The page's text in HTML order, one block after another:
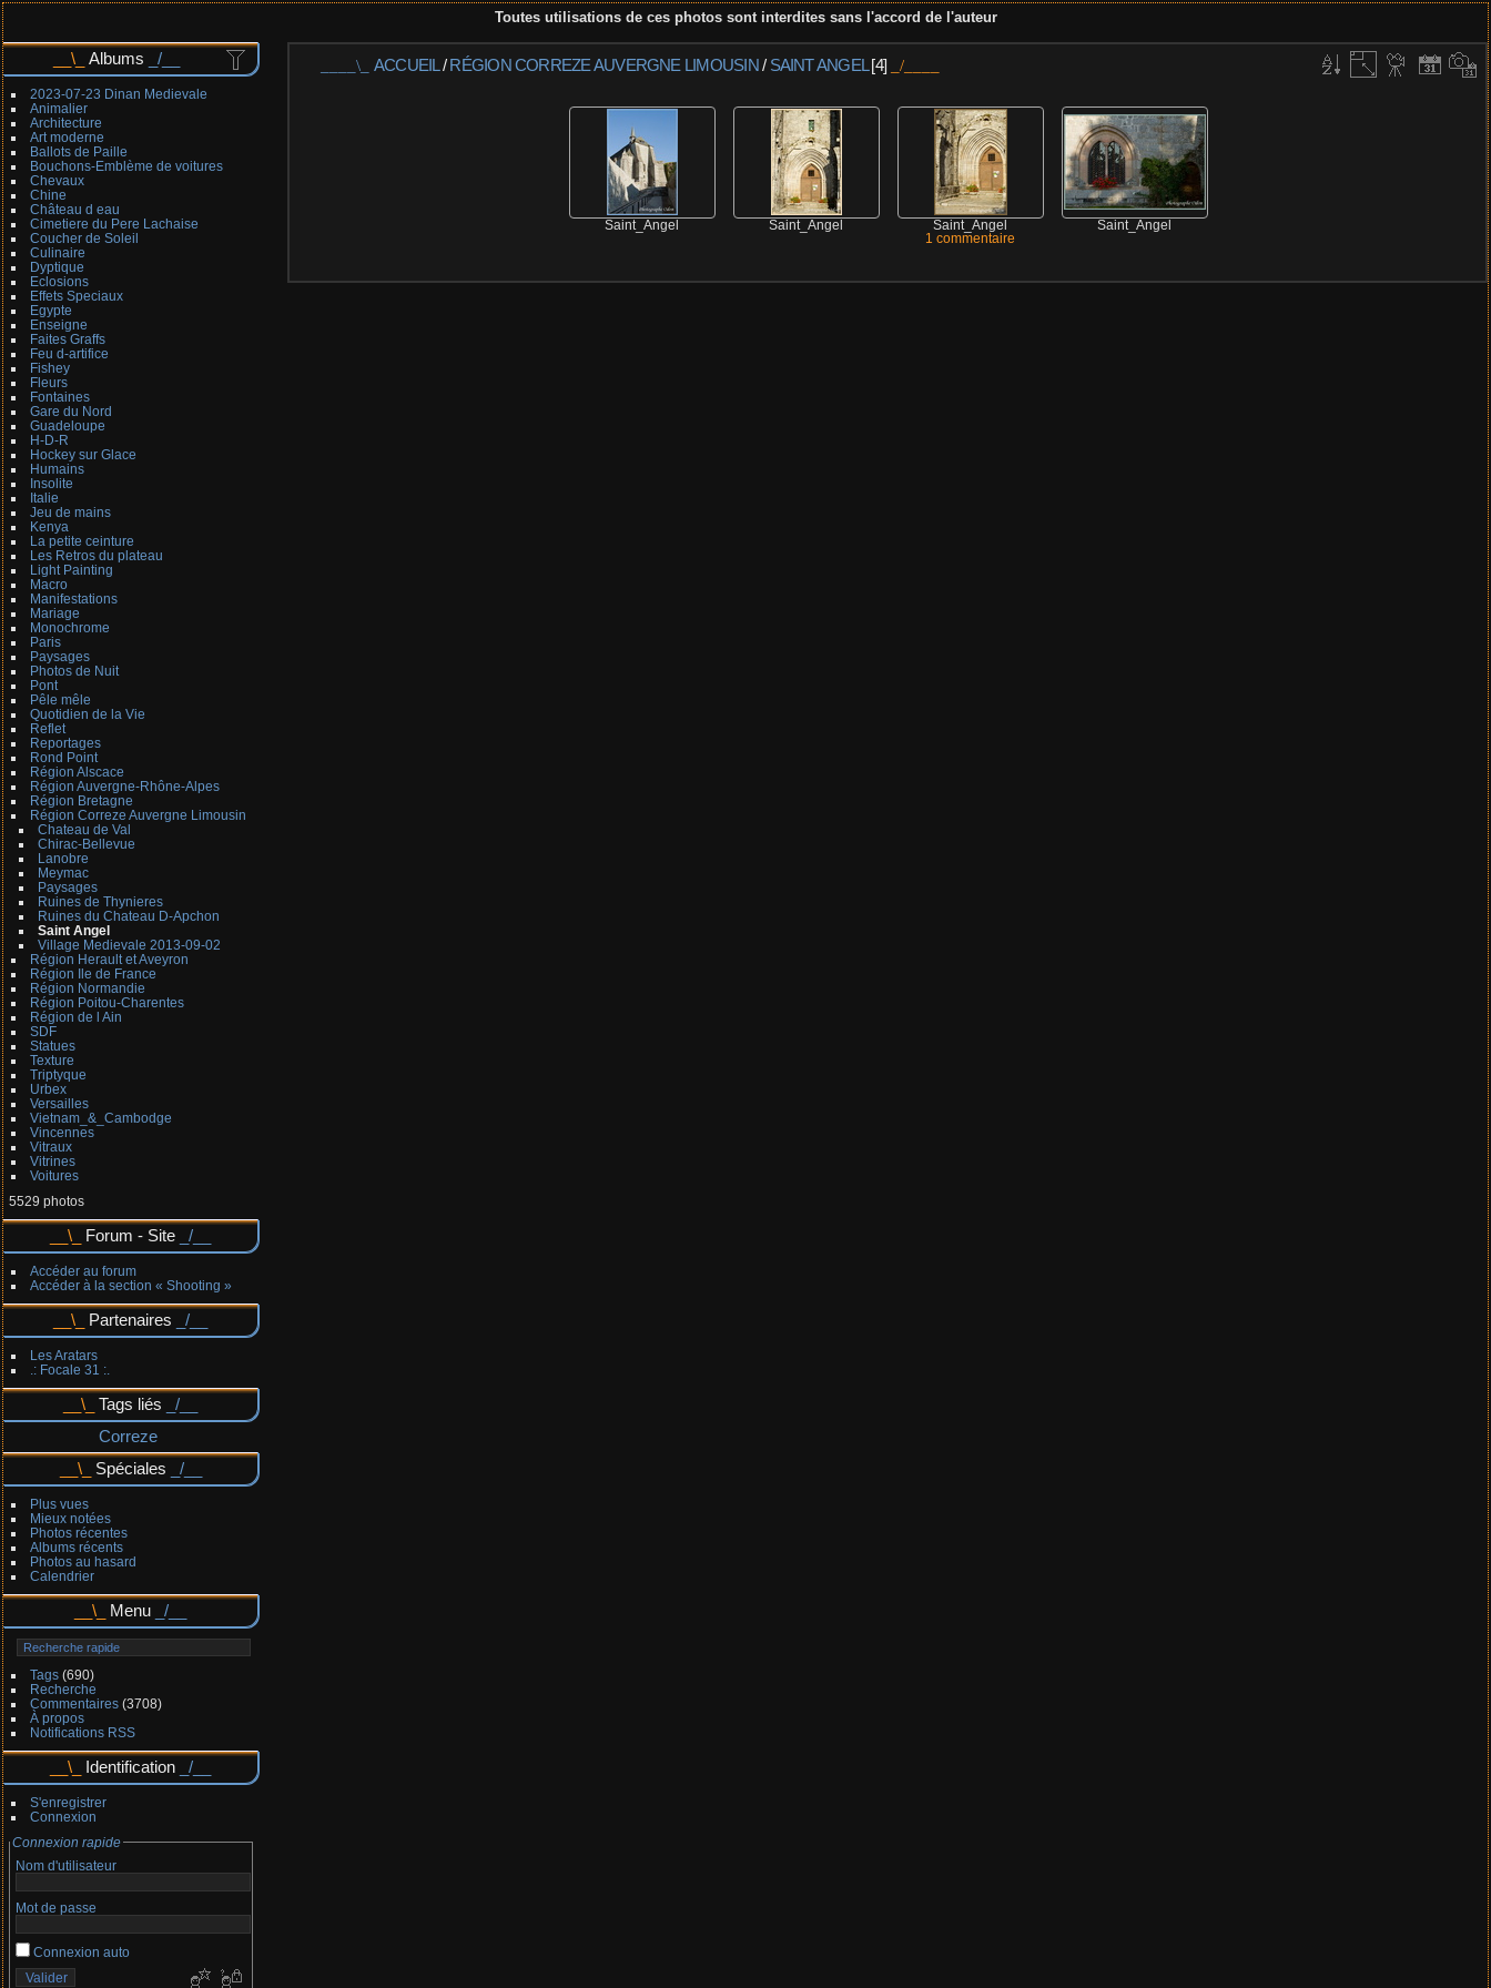
Toutes utilisations de ces photos sont interdites sans l'accord de l'auteur
Albums
2023-07-23 Dinan Medievale
Animalier
Architecture
Art moderne
Ballots de Paille
Bouchons-Emblème de voitures
Chevaux
Chine
Château d eau
Cimetiere du Pere Lachaise
Coucher de Soleil
Culinaire
Dyptique
Eclosions
Effets Speciaux
Egypte
Enseigne
Faites Graffs
Feu d-artifice
Fishey
Fleurs
Fontaines
Gare du Nord
Guadeloupe
H-D-R
Hockey sur Glace
Humains
Insolite
Italie
Jeu de mains
Kenya
La petite ceinture
Les Retros du plateau
Light Painting
Macro
Manifestations
Mariage
Monochrome
Paris
Paysages
Photos de Nuit
Pont
Pêle mêle
Quotidien de la Vie
Reflet
Reportages
Rond Point
Région Alscace
Région Auvergne-Rhône-Alpes
Région Bretagne
Région Correze Auvergne Limousin
Chateau de Val
Chirac-Bellevue
Lanobre
Meymac
Paysages
Ruines de Thynieres
Ruines du Chateau D-Apchon
Saint Angel
Village Medievale 2013-09-02
Région Herault et Aveyron
Région Ile de France
Région Normandie
Région Poitou-Charentes
Région de l Ain
SDF
Statues
Texture
Triptyque
Urbex
Versailles
Vietnam_&_Cambodge
Vincennes
Vitraux
Vitrines
Voitures
5529 photos
Forum - Site
Accéder au forum
Accéder à la section « Shooting »
Partenaires
Les Aratars
.: Focale 31 :.
Tags liés
Correze
Spéciales
Plus vues
Mieux notées
Photos récentes
Albums récents
Photos au hasard
Calendrier
Menu
Tags(690)
Recherche
Commentaires(3708)
À propos
Notifications RSS
Identification
S'enregistrer
Connexion
Connexion rapide
Nom d'utilisateur
Mot de passe
Connexion auto
ACCUEIL/RÉGION CORREZE AUVERGNE LIMOUSIN/ SAINT ANGEL[4]
Saint_Angel Saint_Angel
Saint_Angel
1 commentaire
Saint_Angel